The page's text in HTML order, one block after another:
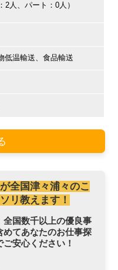
2人、パート：0人）
低温輸送、食品輸送
全国津々浦々のこ
リ教えます！
全国数千以上の優良事
てあなたのお仕事探
ご安心ください！